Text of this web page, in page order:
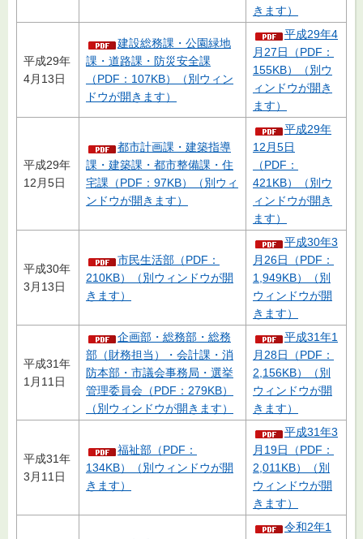
きます）
平成29年
4月13日
建設総務課・公園緑地
課・道路課・防災安全課
（PDF：107KB）（別ウィン
ドウが開きます）
平成29年4
月27日（PDF：
155KB）（別ウ
ィンドウが開き
ます）
平成29年
12月5日
都市計画課・建築指導
課・建築課・都市整備課・住
宅課（PDF：97KB）（別ウィ
ンドウが開きます）
平成29年
12月5日
（PDF：
421KB）（別ウ
ィンドウが開き
ます）
平成30年
3月13日
市民生活部（PDF：
210KB）（別ウィンドウが開
きます）
平成30年3
月26日（PDF：
1,949KB）（別
ウィンドウが開
きます）
平成31年
1月11日
企画部・総務部・総務
部（財務担当）・会計課・消
防本部・市議会事務局・選挙
管理委員会（PDF：279KB）
（別ウィンドウが開きます）
平成31年1
月28日（PDF：
2,156KB）（別
ウィンドウが開
きます）
平成31年
3月11日
福祉部（PDF：
134KB）（別ウィンドウが開
きます）
平成31年3
月19日（PDF：
2,011KB）（別
ウィンドウが開
きます）
令和2年1